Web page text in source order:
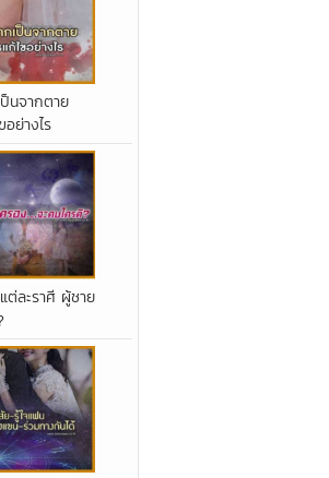
นจากตาย
อย่างไร
ต่ละราศี ผู้ชาย